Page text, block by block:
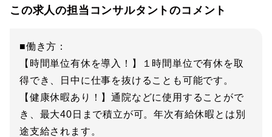
この求人の担当コンサルタントのコメント
■働き方：
【時間単位有休を導入！】１時間単位で有休を取
得でき、日中に仕事を抜けることも可能です。
【健康休暇あり！】通院などに使用することがで
き、最大40日まで積立が可。年次有給休暇とは別
途支給されます。